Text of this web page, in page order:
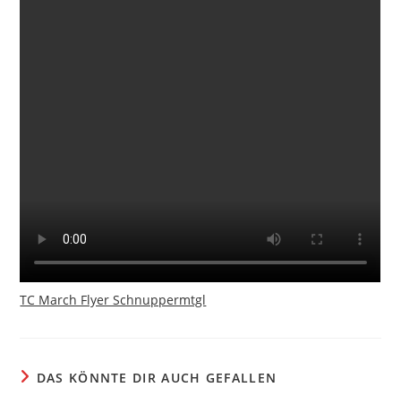
TC March Flyer Schnuppermtgl
DAS KÖNNTE DIR AUCH GEFALLEN